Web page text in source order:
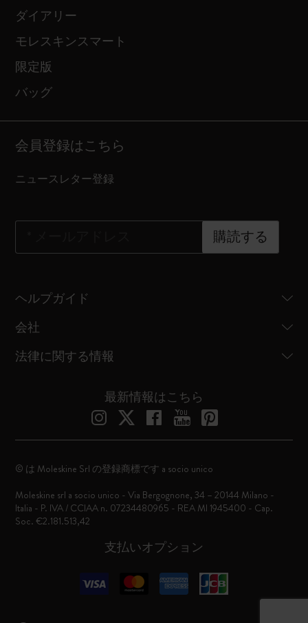
ダイアリー
モレスキンスマート
限定版
バッグ
会員登録はこちら
ニュースレター登録
購読する
ヘルプガイド
会社
法律に関する情報
最新情報はこちら
支払いオプション
© は Moleskine Srl の登録商標です a socio unico
Moleskine srl a socio unico - Via Bergognone, 34 – 20144 Milano -
Italia - P. IVA / CCIAA n. 07234480965 - REA MI 1945400 - Cap.
Soc. €2.181.513,42